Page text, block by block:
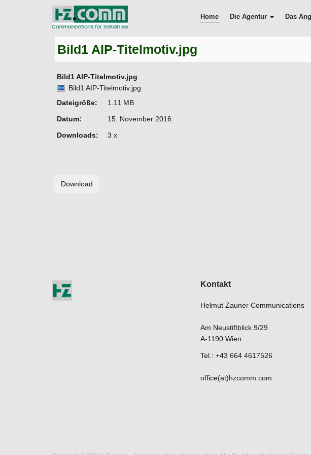
Home Die Agentur Das
Bild1 AIP-Titelmotiv.jpg
Bild1 AIP-Titelmotiv.jpg
Bild1 AIP-Titelmotiv.jpg
Dateigröße:
1.11 MB
Datum:
15. November 2016
Downloads:
3 x
Kontakt
Helmut Zauner Communications
Am Neustiftblick 9/29
A-1190 Wien
Tel.: +43 664 4617526
office(at)hzcomm.com